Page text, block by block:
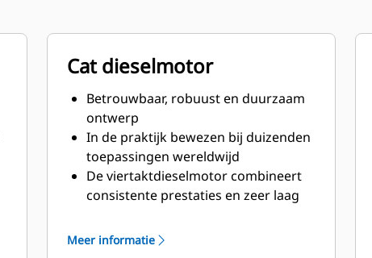
Cat dieselmotor
Betrouwbaar, robuust en duurzaam
ontwerp
In de praktijk bewezen bij duizenden
toepassingen wereldwijd
De viertaktdieselmotor combineert
consistente prestaties en zeer laag
gewicht
Meer informatie